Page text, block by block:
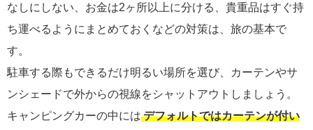
なしにしない、お金は2ヶ所以上に分ける、貴重品はすぐ持
ち運べるようにまとめておくなどの対策は、旅の基本で
す。
駐車する際もできるだけ明るい場所を選び、カーテンやサ
ンシェードで外からの視線をシャットアウトしましょう。
キャンピングカーの中には デフォルトではカーテンが付い